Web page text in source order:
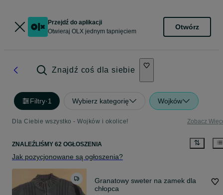
Przejdź do aplikacji
Otwieraj OLX jednym tapnięciem
Otwórz
Znajdź coś dla siebie
Filtry·1 Wybierz kategorię Wojków
Dla Ciebie wszystko - Wojków i okolice! Zobacz
ZNALEŹLIŚMY 62 OGŁOSZENIA
Jak pozycjonowane są ogłoszenia?
Granatowy sweter na zamek dla
chłopca